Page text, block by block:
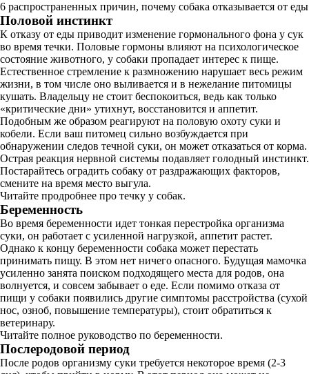
6 распространенных причин, почему собака отказывается от еды
Половой инстинкт
К отказу от еды приводит изменение гормонального фона у сук
во время течки. Половые гормоны влияют на психологическое
состояние животного, у собаки пропадает интерес к пище.
Естественное стремление к размножению нарушает весь режим
жизни, в том числе оно выливается и в нежелание питомицы
кушать. Владельцу не стоит беспокоиться, ведь как только
«критические дни» утихнут, восстановится и аппетит.
Подобным же образом реагируют на половую охоту суки и
кобели. Если ваш питомец сильно возбуждается при
обнаружении следов течной суки, он может отказаться от корма.
Острая реакция нервной системы подавляет голодный инстинкт.
Постарайтесь оградить собаку от раздражающих факторов,
смените на время место выгула.
Читайте продробнее про течку у собак.
Беременность
Во время беременности идет тонкая перестройка организма
суки, он работает с усиленной нагрузкой, аппетит растет.
Однако к концу беременности собака может перестать
принимать пищу. В этом нет ничего опасного. Будущая мамочка
усиленно занята поиском подходящего места для родов, она
волнуется, и совсем забывает о еде. Если помимо отказа от
пищи у собаки появились другие симптомы расстройства (сухой
нос, озноб, повышение температуры), стоит обратиться к
ветеринару.
Читайте полное руководство по беременности.
Послеродовой период
После родов организму суки требуется некоторое время (2-3